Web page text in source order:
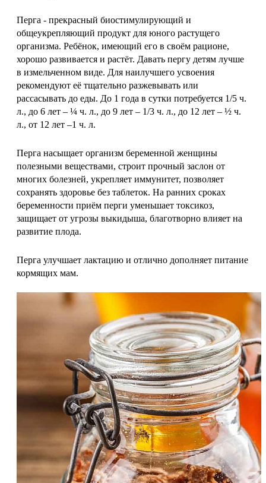
Перга - прекрасный биостимулирующий и
общеукрепляющий продукт для юного растущего
организма. Ребёнок, имеющий его в своём рационе,
хорошо развивается и растёт. Давать пергу детям лучше
в измельченном виде. Для наилучшего усвоения
рекомендуют её тщательно разжевывать или
рассасывать до еды. До 1 года в сутки потребуется 1/5 ч.
л., до 6 лет – ¼ ч. л., до 9 лет – 1/3 ч. л., до 12 лет – ½ ч.
л., от 12 лет –1 ч. л.
Перга насыщает организм беременной женщины
полезными веществами, строит прочный заслон от
многих болезней, укрепляет иммунитет, позволяет
сохранять здоровье без таблеток. На ранних сроках
беременности приём перги уменьшает токсикоз,
защищает от угрозы выкидыша, благотворно влияет на
развитие плода.
Перга улучшает лактацию и отлично дополняет питание
кормящих мам.